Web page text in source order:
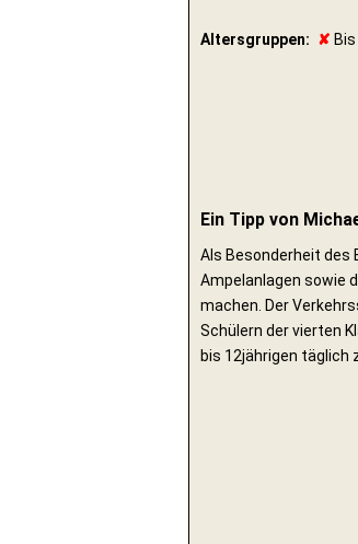
Altersgruppen: ✘
Ein Tipp von
Als Besonderheit des
Ampelanlagen sowie
machen. Der
Schülern der vierten
bis 12jährigen täglich